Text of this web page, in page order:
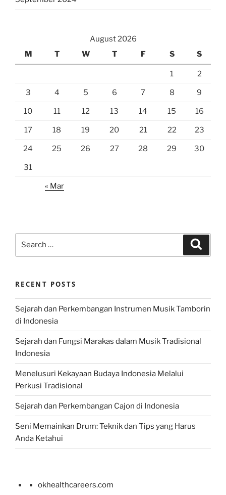
August 2026
M
T W T F S S
1 2
3 4 5 6 7 8 9
10 11 12 13 14 15 16
17 18 19 20 21 22 23
24 25 26 27 28 29 30
31
« Mar
RECENT POSTS
Sejarah dan Perkembangan Instrumen Musik Tamborin
di Indonesia
Sejarah dan Fungsi Marakas dalam Musik Tradisional
Indonesia
Menelusuri Kekayaan Budaya Indonesia Melalui
Perkusi Tradisional
Sejarah dan Perkembangan Cajon di Indonesia
Seni Memainkan Drum: Teknik dan Tips yang Harus
Anda Ketahui
okhealthcareers.com